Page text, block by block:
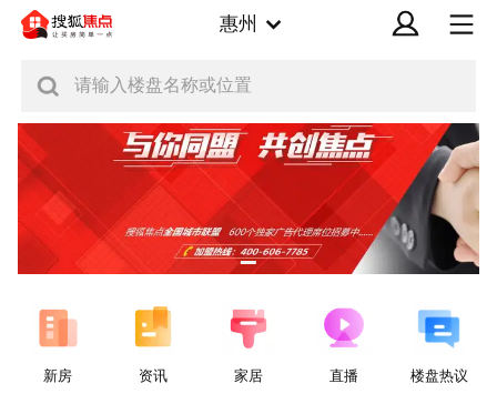
惠州
请输入楼盘名称或位置
新房 资讯 家居 直播 楼盘热议